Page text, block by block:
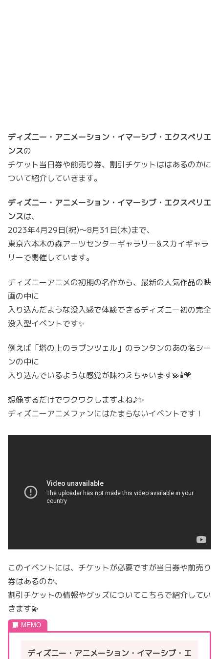
ディズニー・アニメーション・イマーシブ・エクスペリエ
ンスの
チケット当日券や前売り券、割引チケットははあるのかに
ついて紹介していきます。
ディズニー・アニメーション・イマーシブ・エクスペリエ
ンスは、
2023年4月29日(祝)～8月31日(木)まで、
東京六本木の森アーツセンターギャラリー&スカイギャラ
リーで開催しています。
ディズニーアニメの初期の名作から、最新の人気作品の映
画の中に
入り込んだような没入感で体験できるディズニー初の完全
没入型イベントです✨
例えば「塔の上のラプンツェル」のランタンのあの名シー
ンの中に
入り込んでいるような感覚が味わえちゃいます💫🕯💗
想像するだけでワクワクしますよね♪✨
ディズニーアニメファンにはたまらないイベントです！
このイベントには、チケットが必要ですが当日券や前売り
券はあるのか、
割引チケットの情報やグッズについてこちらで紹介してい
きます💫
ディズニー・アニメーション・イマーシブ・エ